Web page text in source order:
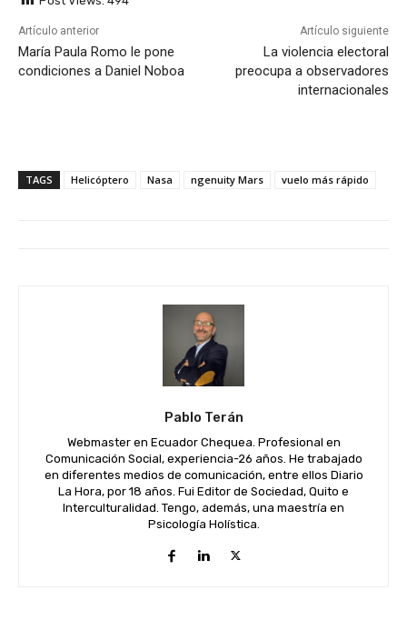
Artículo anterior
María Paula Romo le pone
condiciones a Daniel Noboa
Artículo siguiente
La violencia electoral
preocupa a observadores
internacionales
TAGS Helicóptero Nasa ngenuity Mars vuelo más rápido
Pablo Terán
Webmaster en Ecuador Chequea. Profesional en
Comunicación Social, experiencia-26 años. He trabajado
en diferentes medios de comunicación, entre ellos Diario
La Hora, por 18 años. Fui Editor de Sociedad, Quito e
Interculturalidad. Tengo, además, una maestría en
Psicología Holística.